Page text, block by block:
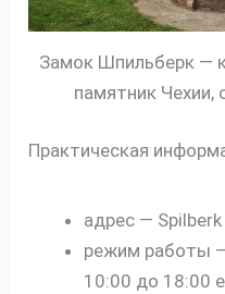
Замок Шпильберк —
памятник Чехии,
Практическая
адрес —
режим работы
10:00 до 18:00